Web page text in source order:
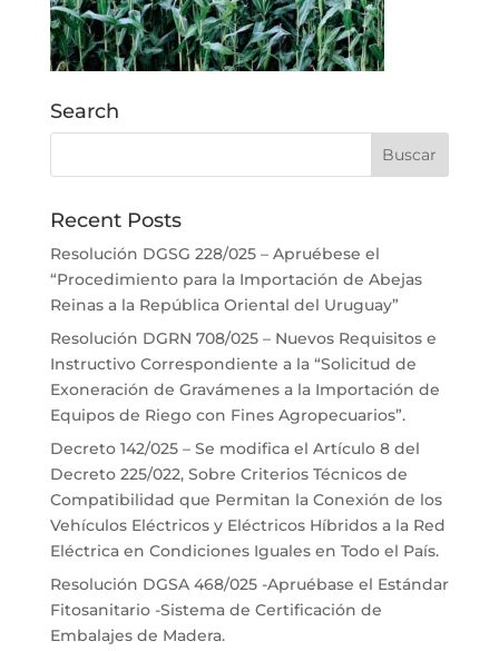
Search
Recent Posts
Resolución DGSG 228/025 – Apruébese el
“Procedimiento para la Importación de Abejas
Reinas a la República Oriental del Uruguay”
Resolución DGRN 708/025 – Nuevos Requisitos e
Instructivo Correspondiente a la “Solicitud de
Exoneración de Gravámenes a la Importación de
Equipos de Riego con Fines Agropecuarios”.
Decreto 142/025 – Se modifica el Artículo 8 del
Decreto 225/022, Sobre Criterios Técnicos de
Compatibilidad que Permitan la Conexión de los
Vehículos Eléctricos y Eléctricos Híbridos a la Red
Eléctrica en Condiciones Iguales en Todo el País.
Resolución DGSA 468/025 -Apruébase el Estándar
Fitosanitario -Sistema de Certificación de
Embalajes de Madera.